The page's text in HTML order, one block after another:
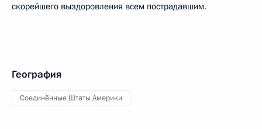
скорейшего выздоровления всем пострадавшим.
География
Соединённые Штаты Америки